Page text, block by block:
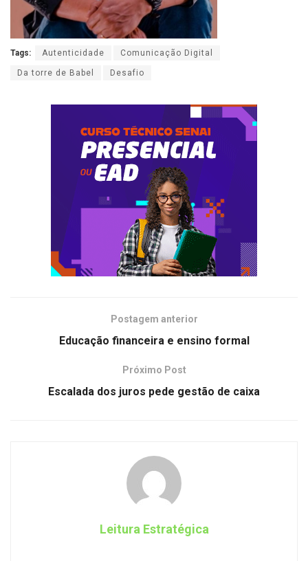
Tags: Autenticidade Comunicação Digital
Da torre de Babel Desafio
Postagem anterior
Educação financeira e ensino formal
Próximo Post
Escalada dos juros pede gestão de caixa
Leitura Estratégica